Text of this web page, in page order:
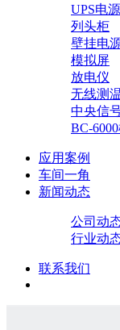
UPS电
列头柜
壁挂电
模拟屏
放电仪
无线测
中央信
BC-
应用案例
车间一角
新闻动态
公司动
行业动
联系我们